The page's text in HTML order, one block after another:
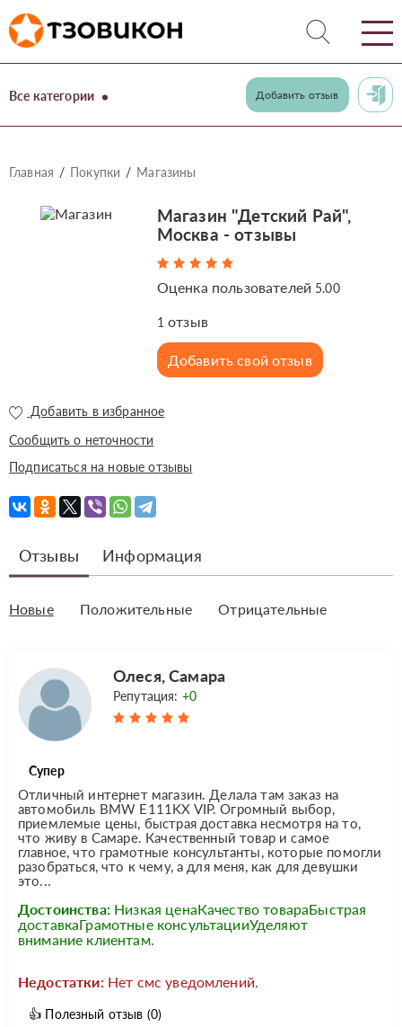
Все категории Добавить отзыв
Главная Покупки Магазины
Магазин "Детский Рай",
Москва - отзывы
Оценка пользователей 5.00
1 отзыв
Добавить свой отзыв
Добавить в избранное
Сообщить о неточности
Подписаться на новые отзывы
Отзывы Информация
Новые Положительные Отрицательные
Олеся, Самара
Репутация: +0
Супер
Отличный интернет магазин. Делала там заказ на
автомобиль BMW E111KX VIP. Огромный выбор,
приемлемые цены, быстрая доставка несмотря на то,
что живу в Самаре. Качественный товар и самое
главное, что грамотные консультанты, которые помогли
разобраться, что к чему, а для меня, как для девушки
это...
Достоинства: Низкая ценаКачество товараБыстрая
доставкаГрамотные консультацииУделяют
внимание клиентам.
Недостатки: Нет смс уведомлений.
👍 Полезный отзыв (0)